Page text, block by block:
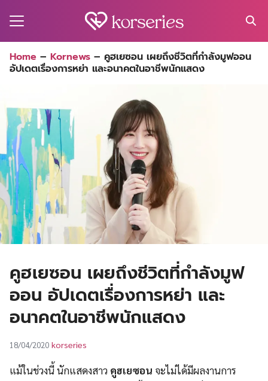
for:
Home – Kornews – คูฮเยซอน เผยถึงชีวิตที่กำลังมูฟออน
อัปเดตเรื่องการหย่า และอนาคตในอาชีพนักแสดง
คูฮเยซอน เผยถึงชีวิตที่กำลังมูฟ
ออน อัปเดตเรื่องการหย่า และ
อนาคตในอาชีพนักแสดง
18/04/2020 korseries
แม้ในช่วงนี้ นักแสดงสาว คูฮเยซอน จะไม่ได้มีผลงานการ